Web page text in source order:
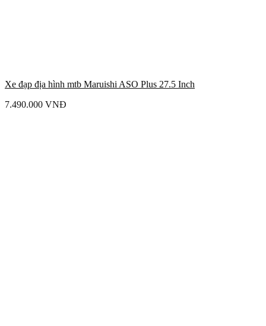
Xe đạp địa hình mtb Maruishi ASO Plus 27.5 Inch
7.490.000 VNĐ